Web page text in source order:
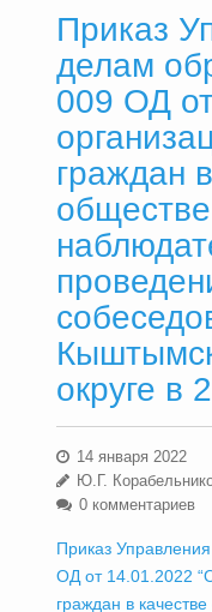
Приказ
делам
009 ОД
граждан
округе в
14 января 2022
Ю.Г.
0 комментариев
Приказ
ОД от 14.01.2022
граждан в